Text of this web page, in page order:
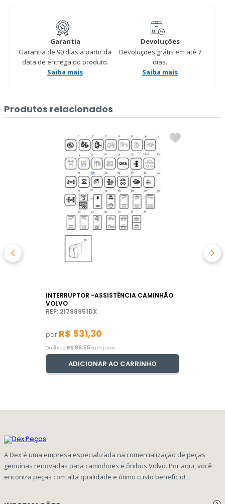
Garantia
Garantia de 90 dias a partir da
data de entrega do produto.
Saiba mais
Devoluções
Devoluções grátis em até 7
dias.
Saiba mais
Produtos relacionados
INTERRUPTOR -ASSISTÊNCIA CAMINHÃO
VOLVO
REF: 21788951DX
por R$ 531,30
Ou 6x de R$ 88,55 sem juros
ADICIONAR AO CARRINHO
A Dex é uma empresa especializada na comercialização de peças
genuínas renovadas para caminhões e ônibus Volvo. Por aqui, você
encontra peças com alta qualidade e ótimo custo benefício!